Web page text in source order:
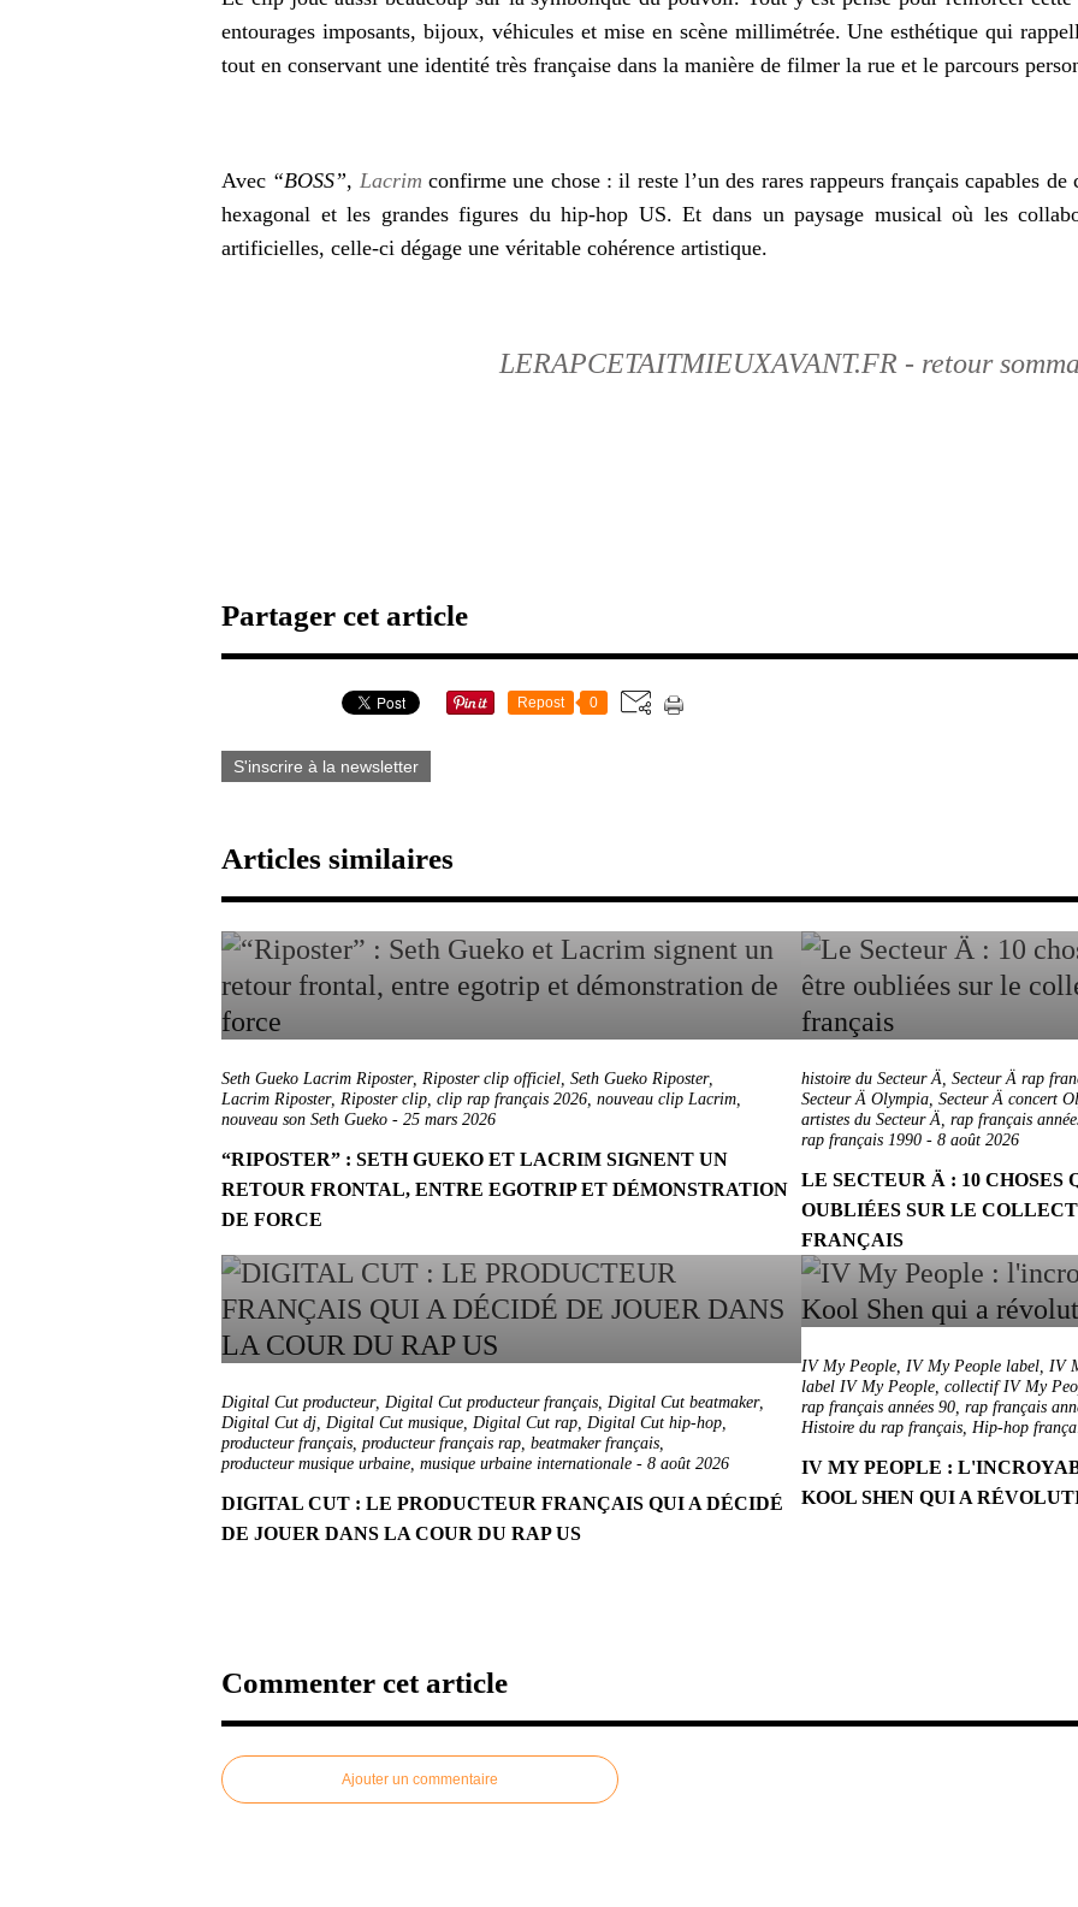
entourages imposants, bijoux, véhicules et mise en scène millimétrée. Une esthétique qui
tout en conservant une identité très française dans la manière de filmer la rue et le parcours
Avec “BOSS”, Lacrim confirme une chose : il reste l’un des rares rappeurs français capables
hexagonal et les grandes figures du hip-hop US. Et dans un paysage musical où les
artificielles, celle-ci dégage une véritable cohérence artistique.
LERAPCETAITMIEUXAVANT.FR - retour
Partager cet article
Repost 0
S'inscrire à la newsletter
Articles similaires
Seth Gueko Lacrim Riposter, Riposter clip officiel, Seth Gueko Riposter,
Lacrim Riposter, Riposter clip, clip rap français 2026, nouveau clip Lacrim,
nouveau son Seth Gueko - 25 mars 2026
“RIPOSTER” : SETH GUEKO ET LACRIM SIGNENT UN
RETOUR FRONTAL, ENTRE EGOTRIP ET DÉMONSTRATION
DE FORCE
histoire du Secteur Ä, Secteur Ä rap
Secteur Ä Olympia, Secteur Ä concert
artistes du Secteur Ä, rap français
rap français 1990 - 8 août 2026
LE SECTEUR Ä : 10 CHOSES
OUBLIÉES SUR LE
FRANÇAIS
Digital Cut producteur, Digital Cut producteur français, Digital Cut beatmaker,
Digital Cut dj, Digital Cut musique, Digital Cut rap, Digital Cut hip-hop,
producteur français, producteur français rap, beatmaker français,
producteur musique urbaine, musique urbaine internationale - 8 août 2026
DIGITAL CUT : LE PRODUCTEUR FRANÇAIS QUI A DÉCIDÉ
DE JOUER DANS LA COUR DU RAP US
IV My People, IV My People label, IV
label IV My People, collectif IV My
rap français années 90, rap français
Histoire du rap français, Hip-hop
IV MY PEOPLE :
KOOL SHEN QUI A
Commenter cet article
Ajouter un commentaire